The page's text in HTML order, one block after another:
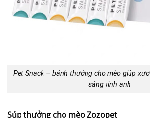
Pet Snack – bánh thưởng cho mèo giúp
sáng tinh anh
Súp thưởng cho mèo Zozopet